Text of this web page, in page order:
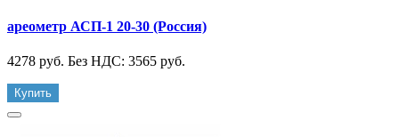
ареометр АСП-1 20-30 (Россия)
4278 руб. Без НДС: 3565 руб.
Купить